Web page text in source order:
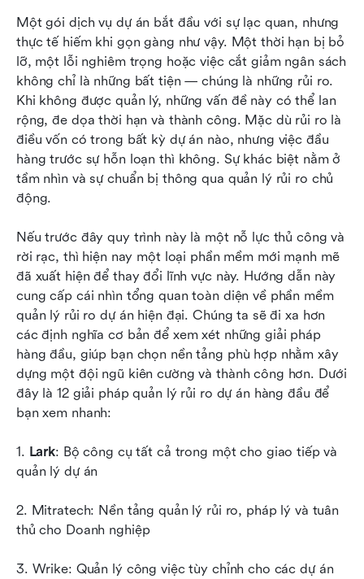
Một gói dịch vụ dự án bắt đầu với sự lạc quan, nhưng
thực tế hiếm khi gọn gàng như vậy. Một thời hạn bị bỏ
lỡ, một lỗi nghiêm trọng hoặc việc cắt giảm ngân sách
không chỉ là những bất tiện — chúng là những rủi ro.
Khi không được quản lý, những vấn đề này có thể lan
rộng, đe dọa thời hạn và thành công. Mặc dù rủi ro là
điều vốn có trong bất kỳ dự án nào, nhưng việc đầu
hàng trước sự hỗn loạn thì không. Sự khác biệt nằm ở
tầm nhìn và sự chuẩn bị thông qua quản lý rủi ro chủ
động.
Nếu trước đây quy trình này là một nỗ lực thủ công và
rời rạc, thì hiện nay một loại phần mềm mới mạnh mẽ
đã xuất hiện để thay đổi lĩnh vực này. Hướng dẫn này
cung cấp cái nhìn tổng quan toàn diện về phần mềm
quản lý rủi ro dự án hiện đại. Chúng ta sẽ đi xa hơn
các định nghĩa cơ bản để xem xét những giải pháp
hàng đầu, giúp bạn chọn nền tảng phù hợp nhằm xây
dựng một đội ngũ kiên cường và thành công hơn. Dưới
đây là 12 giải pháp quản lý rủi ro dự án hàng đầu để
bạn xem nhanh:
1. Lark: Bộ công cụ tất cả trong một cho giao tiếp và
quản lý dự án
2. Mitratech: Nền tảng quản lý rủi ro, pháp lý và tuân
thủ cho Doanh nghiệp
3. Wrike: Quản lý công việc tùy chỉnh cho các dự án
Lợi ích của việc sử dụng phần mềm quản lý rủi
ro dự án
Các tính năng chính cần tìm trong phần mềm
quản lý rủi ro dự án
Hướng dẫn chọn công cụ quản lý rủi ro phù hợp
với nhu cầu của bạn
Đọc liên quan